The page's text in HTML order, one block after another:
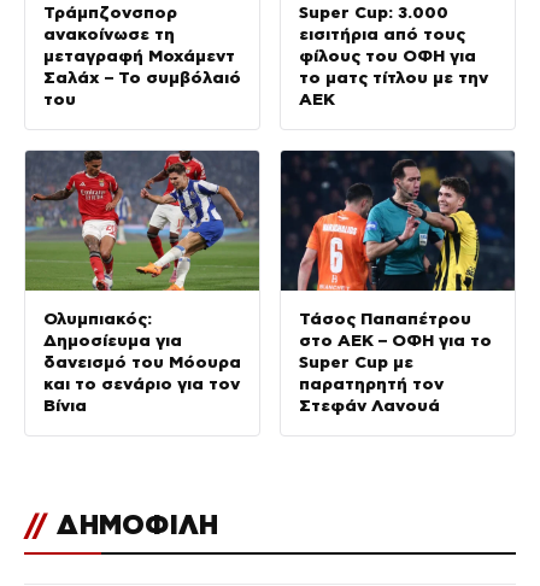
Τράμπζονσπορ
ανακοίνωσε τη
μεταγραφή Μοχάμεντ
Σαλάχ – Το συμβόλαιό
του
Super Cup: 3.000
εισιτήρια από τους
φίλους του ΟΦΗ για
το ματς τίτλου με την
ΑΕΚ
Ολυμπιακός:
Δημοσίευμα για
δανεισμό του Μόουρα
και το σενάριο για τον
Βίνια
Τάσος Παπαπέτρου
στο ΑΕΚ – ΟΦΗ για το
Super Cup με
παρατηρητή τον
Στεφάν Λανουά
// ΔΗΜΟΦΙΛΗ